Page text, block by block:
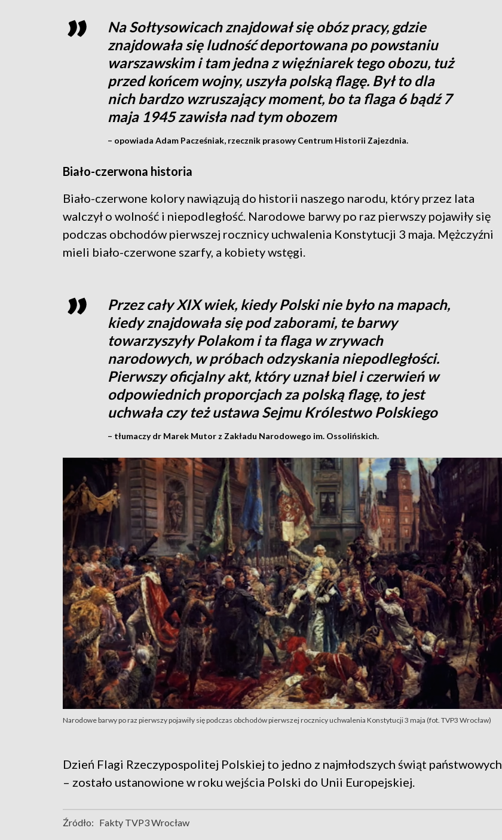
Na Sołtysowicach znajdował się obóz pracy, gdzie
znajdowała się ludność deportowana po powstaniu
warszawskim i tam jedna z więźniarek tego obozu, tuż
przed końcem wojny, uszyła polską flagę. Był to dla
nich bardzo wzruszający moment, bo ta flaga 6 bądź 7
maja 1945 zawisła nad tym obozem
– opowiada Adam Pacześniak, rzecznik prasowy Centrum Historii Zajezdnia.
Biało-czerwona historia
Biało-czerwone kolory nawiązują do historii naszego narodu, który przez lata
walczył o wolność i niepodległość. Narodowe barwy po raz pierwszy pojawiły się
podczas obchodów pierwszej rocznicy uchwalenia Konstytucji 3 maja. Mężczyźni
mieli biało-czerwone szarfy, a kobiety wstęgi.
Przez cały XIX wiek, kiedy Polski nie było na mapach,
kiedy znajdowała się pod zaborami, te barwy
towarzyszyły Polakom i ta flaga w zrywach
narodowych, w próbach odzyskania niepodległości.
Pierwszy oficjalny akt, który uznał biel i czerwień w
odpowiednich proporcjach za polską flagę, to jest
uchwała czy też ustawa Sejmu Królestwo Polskiego
– tłumaczy dr Marek Mutor z Zakładu Narodowego im. Ossolińskich.
Narodowe barwy po raz pierwszy pojawiły się podczas obchodów pierwszej rocznicy uchwalenia Konstytucji 3 maja (fot. TVP3 Wrocław)
Dzień Flagi Rzeczypospolitej Polskiej to jedno z najmłodszych świąt państwowych
– zostało ustanowione w roku wejścia Polski do Unii Europejskiej.
Źródło: Fakty TVP3 Wrocław